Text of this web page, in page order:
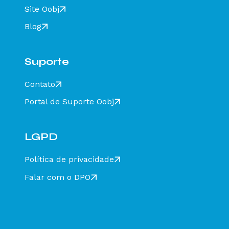
Site Oobj
Blog
Suporte
Contato
Portal de Suporte Oobj
LGPD
Política de privacidade
Falar com o DPO